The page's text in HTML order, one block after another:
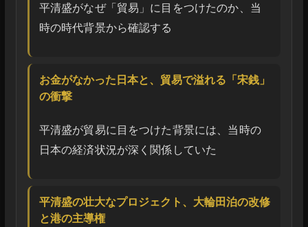
平清盛がなぜ「貿易」に目をつけたのか、当
時の時代背景から確認する
お金がなかった日本と、貿易で溢れる「宋銭」
の衝撃
平清盛が貿易に目をつけた背景には、当時の
日本の経済状況が深く関係していた
平清盛の壮大なプロジェクト、大輪田泊の改修
と港の主導権